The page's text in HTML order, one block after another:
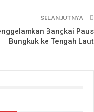
SELANJUTNYA
Bangkai Paus
Bungkuk ke Tengah Laut